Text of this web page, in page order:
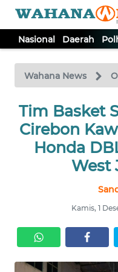
Nasional Daerah
Wahana News
Tim Basket
Cirebon
Honda
West
Kamis, 1
TV
Tutup
NASIONAL
DAERAH
EKUIN